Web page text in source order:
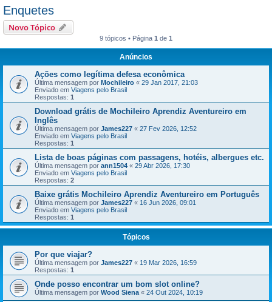
Enquetes
Novo Tópico
9 tópicos • Página 1 de 1
Anúncios
Ações como legítima defesa econômica
Última mensagem por Mochileiro « 29 Jan 2017, 21:03
Enviado em Viagens pelo Brasil
Respostas: 1
Download grátis de Mochileiro Aprendiz Aventureiro em
Inglês
Última mensagem por James227 « 27 Fev 2026, 12:52
Enviado em Viagens pelo Brasil
Respostas: 1
Lista de boas páginas com passagens, hotéis, albergues etc.
Última mensagem por ann1504 « 29 Abr 2026, 17:30
Enviado em Viagens pelo Brasil
Respostas: 2
Baixe grátis Mochileiro Aprendiz Aventureiro em Português
Última mensagem por James227 « 16 Jun 2026, 09:01
Enviado em Viagens pelo Brasil
Respostas: 1
Tópicos
Por que viajar?
Última mensagem por James227 « 19 Mar 2026, 16:59
Respostas: 1
Onde posso encontrar um bom slot online?
Última mensagem por Wood Siena « 24 Out 2024, 10:19